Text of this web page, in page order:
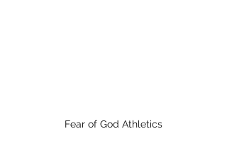
Fear of God Athletics